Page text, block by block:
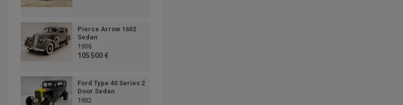
Pierce Arrow 1602
Sedan
1936
105 500 €
Ford Type 40 Series 2
Door Sedan
1932